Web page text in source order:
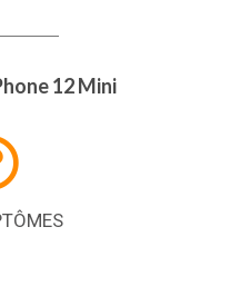
12 Mini